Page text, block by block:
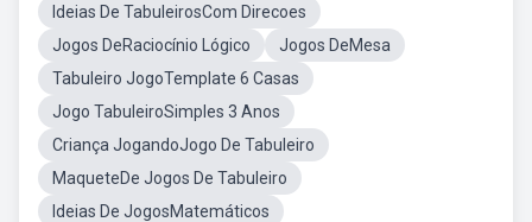
Ideias De TabuleirosCom Direcoes
Jogos DeRaciocínio Lógico
Jogos DeMesa
Tabuleiro JogoTemplate 6 Casas
Jogo TabuleiroSimples 3 Anos
Criança JogandoJogo De Tabuleiro
MaqueteDe Jogos De Tabuleiro
Ideias De JogosMatemáticos